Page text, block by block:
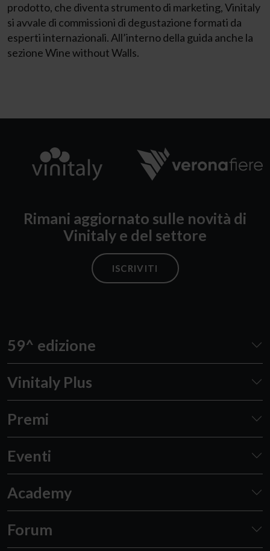
prodotto, che diventa strumento di marketing, Vinitaly
si avvale di commissioni di degustazione formati da
esperti internazionali. All’interno della guida anche la
sezione Wine without Walls.
Rimani aggiornato sulle novità di
Vinitaly e del settore
ISCRIVITI
59^ edizione
Vinitaly Plus
Premi
Eventi
Academy
Forum